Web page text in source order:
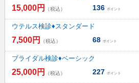
15,000円 （税込） 136 ポイント
ウテルス検診♦スタンダード
7,500円 （税込） 68 ポイント
ブライダル検診♦ベーシック
25,000円 （税込） 227 ポイント